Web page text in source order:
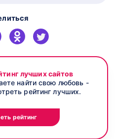
лучших сайтов
найти свою любовь -
рейтинг лучших.
рейтинг